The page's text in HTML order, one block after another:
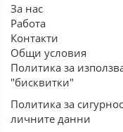
За нас
Работа
Контакти
Общи условия
Политика за
"бисквитки"
Политика за
личните данни